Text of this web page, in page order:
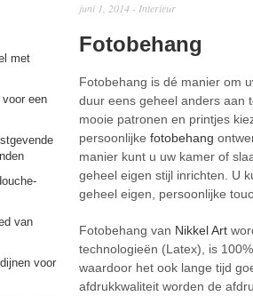
met
een
van
voor
juni 1, 2014 - Interieur
Fotobehang
Fotobehang is dé manier om
duur eens geheel anders aan
mooie patronen en printjes
persoonlijke fotobehang
manier kunt u uw kamer of
geheel eigen stijl inrichten. U
geheel eigen, persoonlijke
Fotobehang van Nikkel Art
technologieën (Latex), is
waardoor het ook lange tijd
afdrukkwaliteit worden de